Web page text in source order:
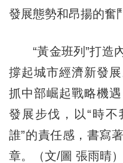
發展態勢和昂揚的奮
“黃金班列”打造
撐起城市經濟新發
抓中部崛起戰略機
發展步伐，以“時不
誰”的責任感，書寫
章。（文/圖 張雨晴）